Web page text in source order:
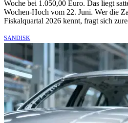
Woche bei 1.050,00 Euro. Das liegt
Wochen-Hoch vom 22. Juni. Wer die
Fiskalquartal 2026 kennt, fragt sich
SANDISK